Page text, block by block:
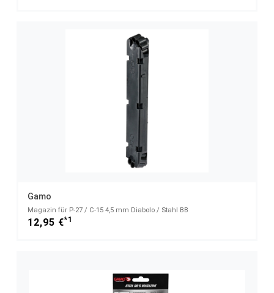
Gamo
Magazin für P-27 / C-15 4,5 mm Diabolo / Stahl BB
12,95 €*1